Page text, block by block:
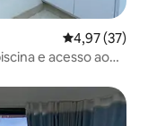
4,97 de uma
4,97 (37)
e acesso ao